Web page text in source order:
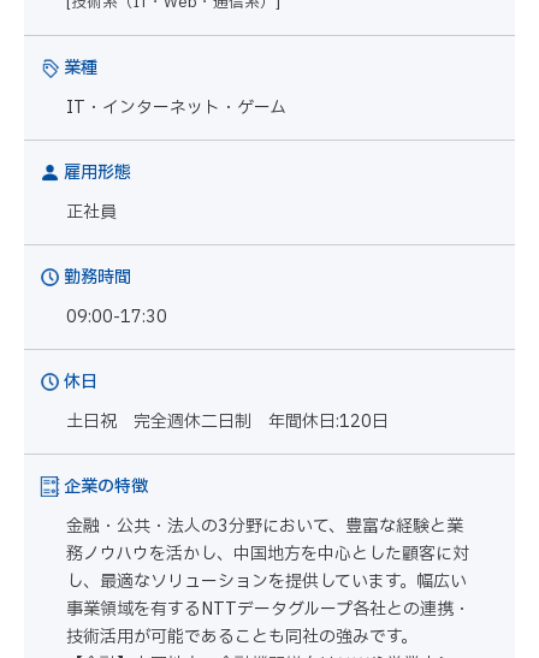
業種
IT・インターネット・ゲーム
雇用形態
正社員
勤務時間
09:00-17:30
休日
土日祝 完全週休二日制 年間休日:120日
企業の特徴
金融・公共・法人の3分野において、豊富な経験と業
務ノウハウを活かし、中国地方を中心とした顧客に対
し、最適なソリューションを提供しています。幅広い
事業領域を有するNTTデータグループ各社との連携・
技術活用が可能であることも同社の強みです。